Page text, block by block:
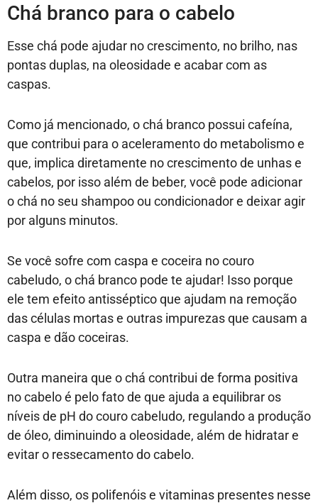
Chá branco para o cabelo
Esse chá pode ajudar no crescimento, no brilho, nas
pontas duplas, na oleosidade e acabar com as
caspas.
Como já mencionado, o chá branco possui cafeína,
que contribui para o aceleramento do metabolismo e
que, implica diretamente no crescimento de unhas e
cabelos, por isso além de beber, você pode adicionar
o chá no seu shampoo ou condicionador e deixar agir
por alguns minutos.
Se você sofre com caspa e coceira no couro
cabeludo, o chá branco pode te ajudar! Isso porque
ele tem efeito antisséptico que ajudam na remoção
das células mortas e outras impurezas que causam a
caspa e dão coceiras.
Outra maneira que o chá contribui de forma positiva
no cabelo é pelo fato de que ajuda a equilibrar os
níveis de pH do couro cabeludo, regulando a produção
de óleo, diminuindo a oleosidade, além de hidratar e
evitar o ressecamento do cabelo.
Além disso, os polifenóis e vitaminas presentes nesse